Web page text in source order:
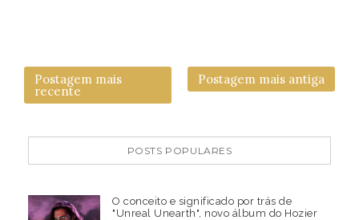
Postagem mais
recente
Postagem mais antiga
POSTS POPULARES
O conceito e significado por trás de
"Unreal Unearth", novo álbum do Hozier